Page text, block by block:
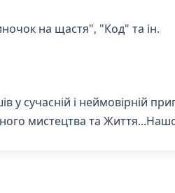
на щастя", "Код" та ін.
у сучасній і неймовірній
мистецтва та